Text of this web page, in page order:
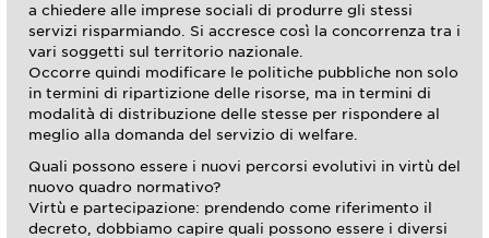
a chiedere alle imprese sociali di produrre gli stessi
servizi risparmiando. Si accresce così la concorrenza tra i
vari soggetti sul territorio nazionale.
Occorre quindi modificare le politiche pubbliche non solo
in termini di ripartizione delle risorse, ma in termini di
modalità di distribuzione delle stesse per rispondere al
meglio alla domanda del servizio di welfare.
Quali possono essere i nuovi percorsi evolutivi in virtù del
nuovo quadro normativo?
Virtù e partecipazione: prendendo come riferimento il
decreto, dobbiamo capire quali possono essere i diversi